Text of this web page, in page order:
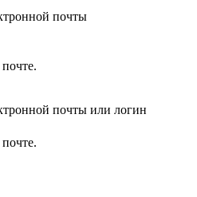
почты
почты или логин